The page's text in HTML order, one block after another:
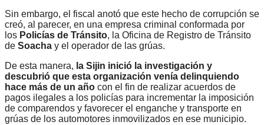
Sin embargo, el fiscal anotó que este hecho de corrupción se
creó, al parecer, en una empresa criminal conformada por
los Policías de Tránsito, la Oficina de Registro de Tránsito
de Soacha y el operador de las grúas.
De esta manera, la Sijin inició la investigación y
descubrió que esta organización venía delinquiendo
hace más de un año con el fin de realizar acuerdos de
pagos ilegales a los policías para incrementar la imposición
de comparendos y favorecer el enganche y transporte en
grúas de los automotores inmovilizados en ese municipio.